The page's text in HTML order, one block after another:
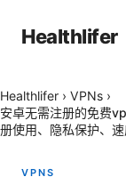
Healthlifer
Healthlifer › VPNs ›
安卓无需注册的免费
册使用、隐私保护、
VPNS